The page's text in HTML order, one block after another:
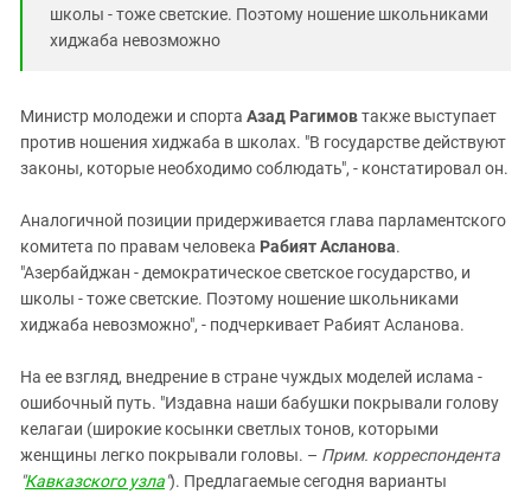
школы - тоже светские. Поэтому ношение школьниками
хиджаба невозможно
Министр молодежи и спорта Азад Рагимовтакже выступает
против ношения хиджаба в школах. "В государстве действуют
законы, которые необходимо соблюдать", - констатировал он.
Аналогичной позиции придерживается глава парламентского
комитета по правам человека Рабият Асланова.
"Азербайджан - демократическое светское государство, и
школы - тоже светские. Поэтому ношение школьниками
хиджаба невозможно", - подчеркивает Рабият Асланова.
На ее взгляд, внедрение в стране чуждых моделей ислама -
ошибочный путь. "Издавна наши бабушки покрывали голову
келагаи (широкие косынки светлых тонов, которыми
женщины легко покрывали головы. – Прим. корреспондента
"Кавказского узла"). Предлагаемые сегодня варианты